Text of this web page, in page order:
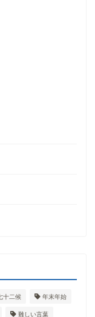
十二候 年末年始
難しい言葉